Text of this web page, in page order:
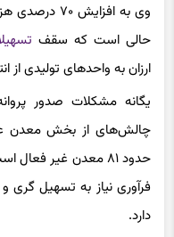
وی به افزایش
حالی است که سقف
ارزان به واحدهای تولیدی
یگانه مشکلات صدور
حدود ۸۱ معدن غیر
فرآوری نیاز به تسهیل گری
دارد.